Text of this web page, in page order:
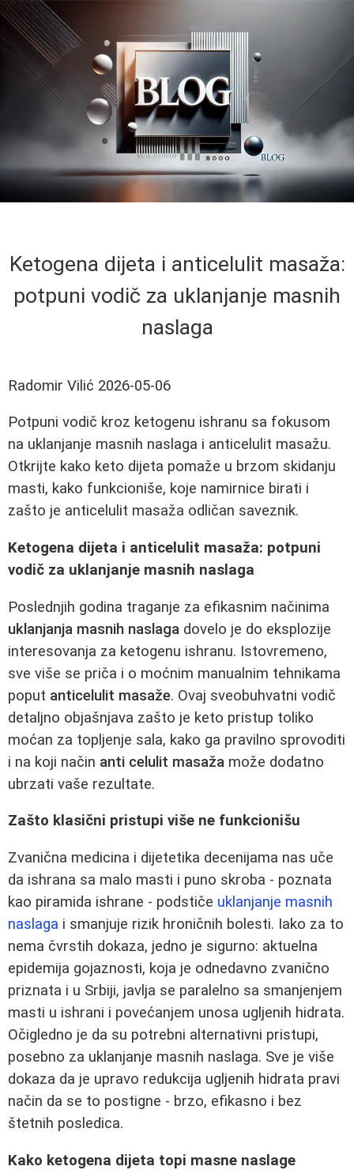
Ketogena dijeta i anticelulit masaža:
potpuni vodič za uklanjanje masnih
naslaga
Radomir Vilić 2026-05-06
Potpuni vodič kroz ketogenu ishranu sa fokusom
na uklanjanje masnih naslaga i anticelulit masažu.
Otkrijte kako keto dijeta pomaže u brzom skidanju
masti, kako funkcioniše, koje namirnice birati i
zašto je anticelulit masaža odličan saveznik.
Ketogena dijeta i anticelulit masaža: potpuni
vodič za uklanjanje masnih naslaga
Poslednjih godina traganje za efikasnim načinima
uklanjanja masnih naslaga dovelo je do eksplozije
interesovanja za ketogenu ishranu. Istovremeno,
sve više se priča i o moćnim manualnim tehnikama
poput anticelulit masaže. Ovaj sveobuhvatni vodič
detaljno objašnjava zašto je keto pristup toliko
moćan za topljenje sala, kako ga pravilno sprovoditi
i na koji način anti celulit masaža može dodatno
ubrzati vaše rezultate.
Zašto klasični pristupi više ne funkcionišu
Zvanična medicina i dijetetika decenijama nas uče
da ishrana sa malo masti i puno skroba - poznata
kao piramida ishrane - podstiče uklanjanje masnih
naslaga i smanjuje rizik hroničnih bolesti. Iako za to
nema čvrstih dokaza, jedno je sigurno: aktuelna
epidemija gojaznosti, koja je odnedavno zvanično
priznata i u Srbiji, javlja se paralelno sa smanjenjem
masti u ishrani i povećanjem unosa ugljenih hidrata.
Očigledno je da su potrebni alternativni pristupi,
posebno za uklanjanje masnih naslaga. Sve je više
dokaza da je upravo redukcija ugljenih hidrata pravi
način da se to postigne - brzo, efikasno i bez
štetnih posledica.
Kako ketogena dijeta topi masne naslage